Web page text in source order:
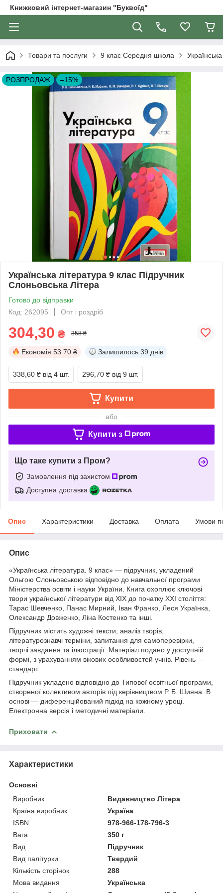
Книжковий інтернет-магазин "Буквоїд"
Товари та послуги 9 клас Середня школа
РОЗПРОДАЖ –15%
Українська література 9 клас Підручник
Слоньовська Літера
Готово до відправки
Код: 262095
Опт і роздріб
304,30 ₴ 358 ₴
Економія 53.70 ₴ Залишилось 39 днів
338,60 ₴ від 4 шт. 296,70 ₴ від 9 шт.
Купити
або
Купити з
Що таке купити з Пром?
Замовлення під захистом
Доступна доставка
Опис Характеристики Доставка Оплата Умови
Опис
«Українська література. 9 клас» — підручник, укладений
Ольгою Слоньовською відповідно до навчальної програми
Міністерства освіти і науки України. Книга охоплює ключові
твори української літератури від ХІХ до початку ХХІ століття:
Тарас Шевченко, Панас Мирний, Іван Франко, Леся Українка,
Олександр Довженко, Ліна Костенко та інші.
Підручник містить художні тексти, аналіз творів,
літературознавчі терміни, запитання для самоперевірки,
творчі завдання та ілюстрації. Матеріал подано у доступній
формі, з урахуванням вікових особливостей учнів. Рівень —
стандарт.
Підручник укладено відповідно до Типової освітньої програми,
створеної колективом авторів під керівництвом Р. Б. Шияна. В
основі — диференційований підхід на кожному уроці.
Електронна версія і методичні матеріали.
Приховати
Характеристики
Основні
Виробник
Видавництво Літера
Країна виробник
Україна
ISBN
978-966-178-796-3
Вага
350 г
Вид
Підручник
Вид палітурки
Твердий
Кількість сторінок
288
Мова видання
Українська